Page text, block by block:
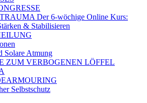
Der 6‑wöchige Online Kurs:
& Stabilisieren
Solare Atmung
ZUM VERBOGENEN LÖFFEL
Selbstschutz